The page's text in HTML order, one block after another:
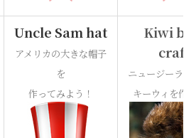
Uncle Sam hat
アメリカの大きな帽子
を
作ってみよう！
Kiwi
craft
ニュージーラン
キーウィを作